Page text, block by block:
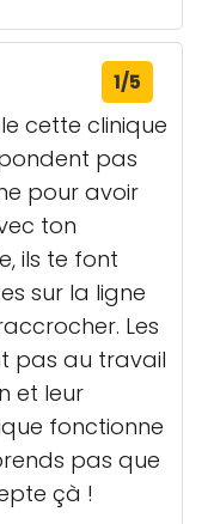
1/5
cette clinique
pas
pour avoir
ton
ils te font
sur la ligne
Les
pas au travail
et leur
fonctionne
pas que
çà !